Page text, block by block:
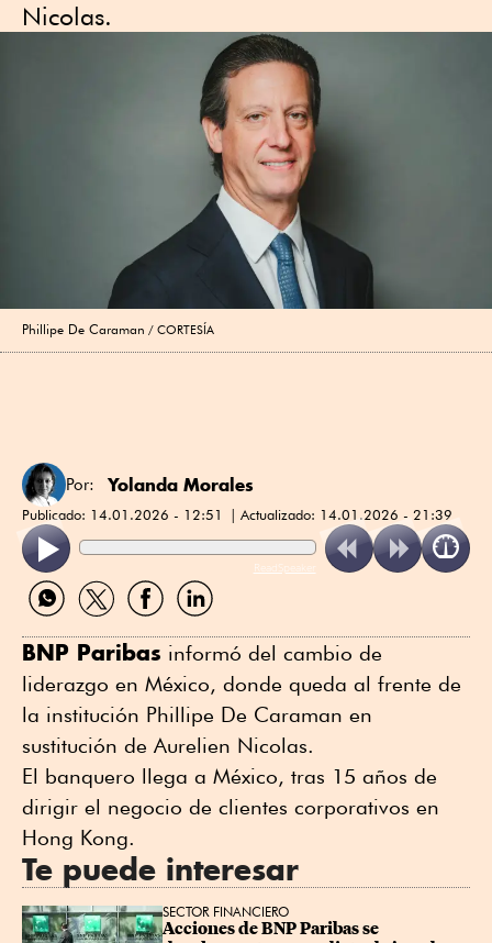
Nicolas.
Phillipe De Caraman CORTESÍA
Por: Yolanda Morales
Publicado: 14.01.2026 - 12:51 Actualizado: 14.01.2026 - 21:39
ReadSpeaker
Compartir
por
Compartir
por
Compartir
por
Compartir
por
BNP Paribas informó del cambio de
liderazgo en México, donde queda al frente de
la institución Phillipe De Caraman en
sustitución de Aurelien Nicolas.
El banquero llega a México, tras 15 años de
dirigir el negocio de clientes corporativos en
Hong Kong.
Te puede interesar
SECTOR FINANCIERO
Acciones de BNP Paribas se